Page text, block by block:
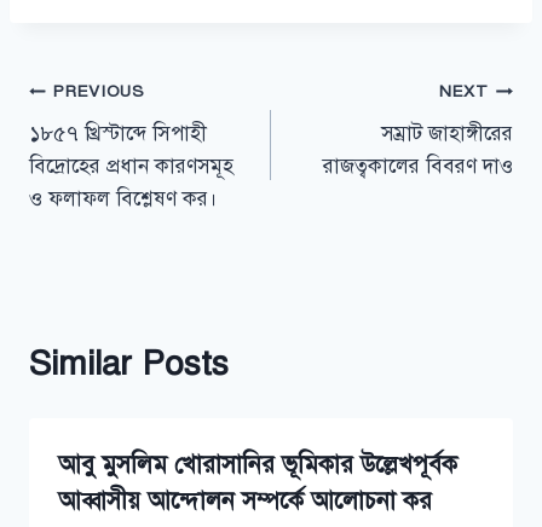
Post
navigation
PREVIOUS
১৮৫৭ খ্রিস্টাব্দে সিপাহী
বিদ্রোহের প্রধান কারণসমূহ
ও ফলাফল বিশ্লেষণ কর।
NEXT
সম্রাট জাহাঙ্গীরের
রাজত্বকালের বিবরণ দাও
Similar Posts
আবু মুসলিম খোরাসানির ভূমিকার উল্লেখপূর্বক
আব্বাসীয় আন্দোলন সম্পর্কে আলোচনা কর